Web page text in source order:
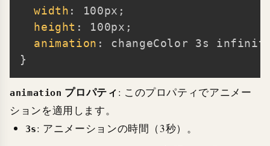
width : 100px ;
height : 100px ;
animation :
changeColor 3s
}
animation プロパティ: このプロパティでアニメー
ションを適用します。
3s: アニメーションの時間（3秒）。